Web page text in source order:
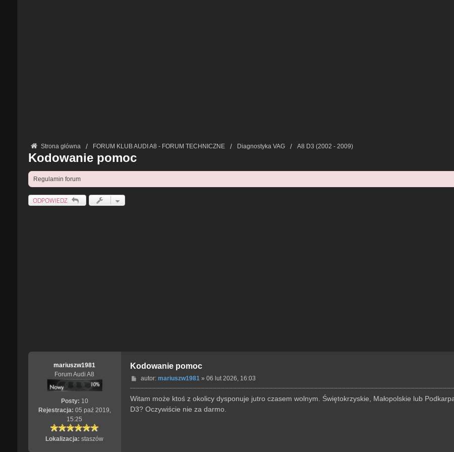
Strona główna FORUM KLUB AUDI A8 - FORUM TECHNICZNE Diagnostyka VAG A8 D3 (2002 - 2009)
Kodowanie pomoc
Regulamin forum
ODPOWIEDZ
mariuszw1981
Forum Audi A8
Posty: 10
Rejestracja: 05 paź 2019,
15:25
Lokalizacja: staszów
Kodowanie pomoc
P
o
s
autor: mariuszw1981» 06 lut 2026, 16:03
Witam może ktoś z okolicy dysponuje jutro czasem wolnym. Świętokrzyskie, Małopolskie lub
D3? Oczywiście nie za darmo.